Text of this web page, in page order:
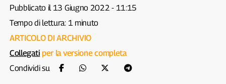
Pubblicato il 13 Giugno 2022 - 11:15
Tempo di lettura: 1 minuto
ARTICOLO DI ARCHIVIO
Collegati per la versione completa
Condividi su